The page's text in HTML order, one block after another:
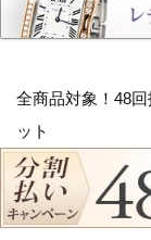
全商品対象！ 48
ット